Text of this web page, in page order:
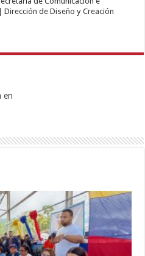
de Diseño y Creación
en